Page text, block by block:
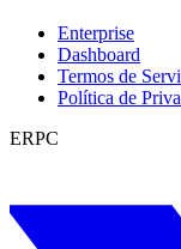
Enterprise
Dashboard
Termos de
Política de
ERPC